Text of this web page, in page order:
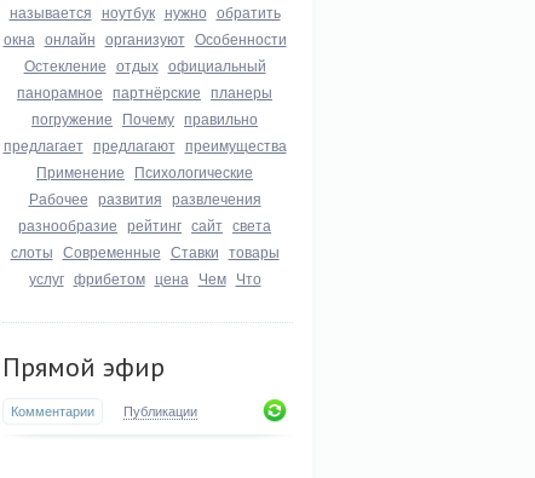
называется ноутбук нужно обратить
окна онлайн организуют Особенности
Остекление отдых официальный
панорамное партнёрские планеры
погружение Почему правильно
предлагает предлагают преимущества
Применение Психологические
Рабочее развития развлечения
разнообразие рейтинг сайт света
слоты Современные Ставки товары
услуг фрибетом цена Чем Что
Прямой эфир
Комментарии Публикации